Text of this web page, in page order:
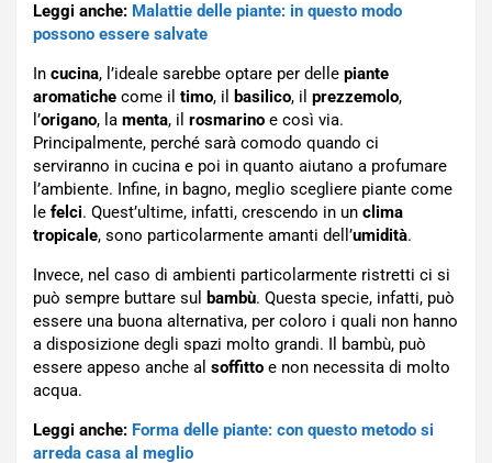
Leggi anche: Malattie delle piante: in questo modo
possono essere salvate
In cucina, l’ideale sarebbe optare per delle piante
aromatiche come il timo, il basilico, il prezzemolo,
l’origano, la menta, il rosmarino e così via.
Principalmente, perché sarà comodo quando ci
serviranno in cucina e poi in quanto aiutano a profumare
l’ambiente. Infine, in bagno, meglio scegliere piante come
le felci. Quest’ultime, infatti, crescendo in un clima
tropicale, sono particolarmente amanti dell’umidità.
Invece, nel caso di ambienti particolarmente ristretti ci si
può sempre buttare sul bambù. Questa specie, infatti, può
essere una buona alternativa, per coloro i quali non hanno
a disposizione degli spazi molto grandi. Il bambù, può
essere appeso anche al soffitto e non necessita di molto
acqua.
Leggi anche: Forma delle piante: con questo metodo si
arreda casa al meglio